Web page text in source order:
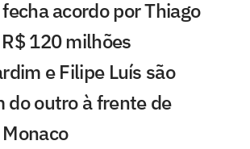
acordo por Thiago
120 milhões
e Filipe Luís são
do outro à frente de